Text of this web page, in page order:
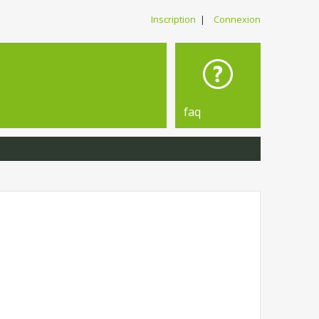
Inscription | Connexion
faq